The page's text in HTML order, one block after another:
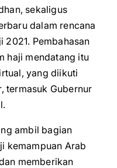
sekaligus
dalam rencana
2021. Pembahasan
haji mendatang itu
yang diikuti
termasuk Gubernur
ambil bagian
kemampuan Arab
memberikan